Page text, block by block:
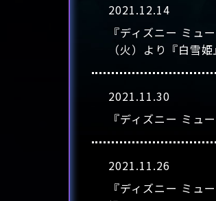
2021.12.14
『ディズニー ミュ
（火）より『白雪
2021.11.30
『ディズニー ミュ
2021.11.26
『ディズニー ミュ